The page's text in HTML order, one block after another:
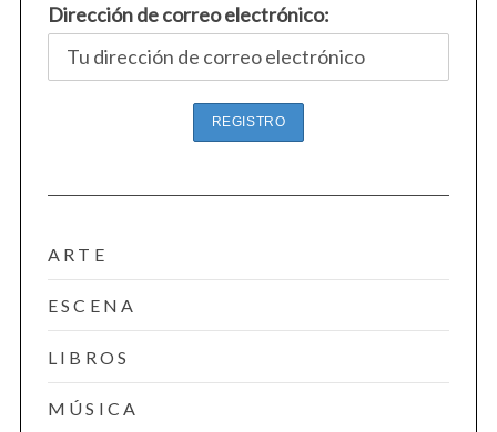
Dirección de correo electrónico:
ARTE
ESCENA
LIBROS
MÚSICA